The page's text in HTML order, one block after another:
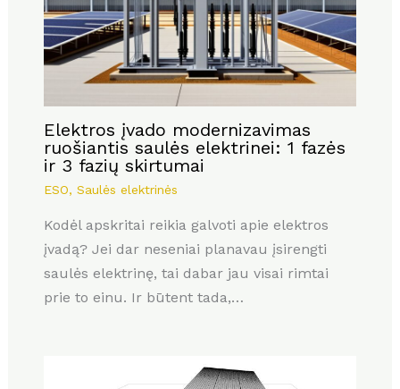
Elektros įvado modernizavimas
ruošiantis saulės elektrinei: 1 fazės
ir 3 fazių skirtumai
ESO, Saulės elektrinės
Kodėl apskritai reikia galvoti apie elektros
įvadą? Jei dar neseniai planavau įsirengti
saulės elektrinę, tai dabar jau visai rimtai
prie to einu. Ir būtent tada,…